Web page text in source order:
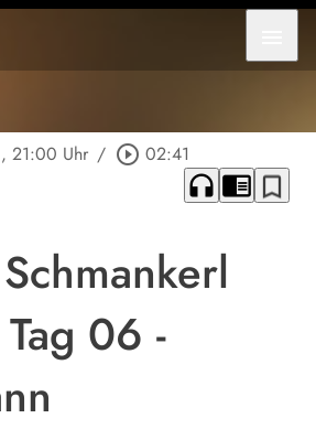
, 21:00 Uhr / play_circle_outline 02:41
headphones chrome_reader_mode bookmark_border
06 -